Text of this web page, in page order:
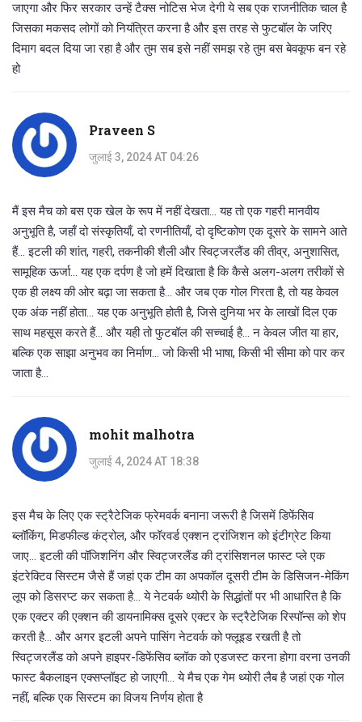
जाएगा और फिर सरकार उन्हें टैक्स नोटिस भेज देगी ये सब एक राजनीतिक चाल है
जिसका मकसद लोगों को नियंत्रित करना है और इस तरह से फुटबॉल के जरिए
दिमाग बदल दिया जा रहा है और तुम सब इसे नहीं समझ रहे तुम बस बेवकूफ बन रहे
हो
Praveen S
जुलाई 3, 2024 AT 04:26
मैं इस मैच को बस एक खेल के रूप में नहीं देखता... यह तो एक गहरी मानवीय
अनुभूति है, जहाँ दो संस्कृतियाँ, दो रणनीतियाँ, दो दृष्टिकोण एक दूसरे के सामने आते
हैं... इटली की शांत, गहरी, तकनीकी शैली और स्विट्जरलैंड की तीव्र, अनुशासित,
सामूहिक ऊर्जा... यह एक दर्पण है जो हमें दिखाता है कि कैसे अलग-अलग तरीकों से
एक ही लक्ष्य की ओर बढ़ा जा सकता है... और जब एक गोल गिरता है, तो यह केवल
एक अंक नहीं होता... यह एक अनुभूति होती है, जिसे दुनिया भर के लाखों दिल एक
साथ महसूस करते हैं... और यही तो फुटबॉल की सच्चाई है... न केवल जीत या हार,
बल्कि एक साझा अनुभव का निर्माण... जो किसी भी भाषा, किसी भी सीमा को पार कर
जाता है...
mohit malhotra
जुलाई 4, 2024 AT 18:38
इस मैच के लिए एक स्ट्रैटेजिक फ्रेमवर्क बनाना जरूरी है जिसमें डिफेंसिव
ब्लॉकिंग, मिडफील्ड कंट्रोल, और फॉरवर्ड एक्शन ट्रांजिशन को इंटीग्रेट किया
जाए... इटली की पॉजिशनिंग और स्विट्जरलैंड की ट्रांसिशनल फास्ट प्ले एक
इंटरेक्टिव सिस्टम जैसे हैं जहां एक टीम का अपकॉल दूसरी टीम के डिसिजन-मेकिंग
लूप को डिसरप्ट कर सकता है... ये नेटवर्क थ्योरी के सिद्धांतों पर भी आधारित है कि
एक एक्टर की एक्शन की डायनामिक्स दूसरे एक्टर के स्ट्रैटेजिक रिस्पॉन्स को शेप
करती है... और अगर इटली अपने पासिंग नेटवर्क को फ्लूइड रखती है तो
स्विट्जरलैंड को अपने हाइपर-डिफेंसिव ब्लॉक को एडजस्ट करना होगा वरना उनकी
फास्ट बैकलाइन एक्सप्लॉइट हो जाएगी... ये मैच एक गेम थ्योरी लैब है जहां एक गोल
नहीं, बल्कि एक सिस्टम का विजय निर्णय होता है